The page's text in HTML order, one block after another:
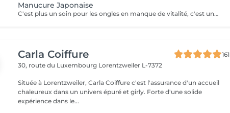
Manucure Japonaise
C'est plus un soin pour les ongles en manque de vitalité, c'est une succession de léger polissage pour faire pénétrer des vitamines directement dans l'ongle. Vos ongles gardent une brillance environ 2 semaines.
Carla Coiffure
161
30, route du Luxembourg Lorentzweiler L-7372
Située à Lorentzweiler, Carla Coiffure c'est l'assurance d'un accueil
chaleureux dans un univers épuré et girly. Forte d'une solide
expérience dans le...